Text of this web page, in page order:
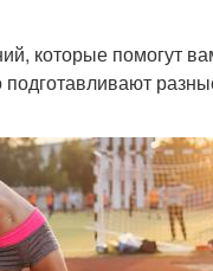
которые помогут
подготавливают